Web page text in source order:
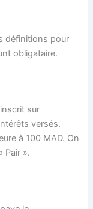
définitions pour
obligataire.
sur
versés.
à 100 MAD. On
Pair ».